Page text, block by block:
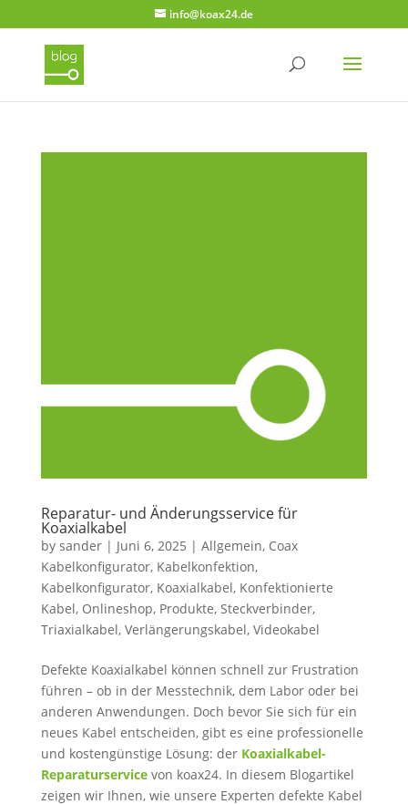
info@koax24.de
Reparatur- und Änderungsservice für
Koaxialkabel
by sander| Juni 6, 2025 | Allgemein, Coax
Kabelkonfigurator, Kabelkonfektion,
Kabelkonfigurator, Koaxialkabel, Konfektionierte
Kabel, Onlineshop, Produkte, Steckverbinder,
Triaxialkabel, Verlängerungskabel, Videokabel
Defekte Koaxialkabel können schnell zur Frustration
führen – ob in der Messtechnik, dem Labor oder bei
anderen Anwendungen. Doch bevor Sie sich für ein
neues Kabel entscheiden, gibt es eine professionelle
und kostengünstige Lösung: der Koaxialkabel-
Reparaturservicevon koax24. In diesem Blogartikel
zeigen wir Ihnen, wie unsere Experten defekte Kabel